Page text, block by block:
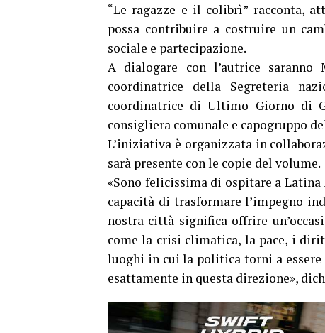
“Le ragazze e il colibrì” racconta,
possa contribuire a costruire un
sociale e partecipazione.
A dialogare con l’autrice
coordinatrice della Segreteria
coordinatrice di Ultimo Giorno di
consigliera comunale e capogruppo
L’iniziativa è organizzata in
sarà presente con le copie del volume.
«Sono felicissima di ospitare a
capacità di trasformare l’impegno
nostra città significa offrire
come la crisi climatica, la pace, i
luoghi in cui la politica torni a essere
esattamente in questa direzione»,